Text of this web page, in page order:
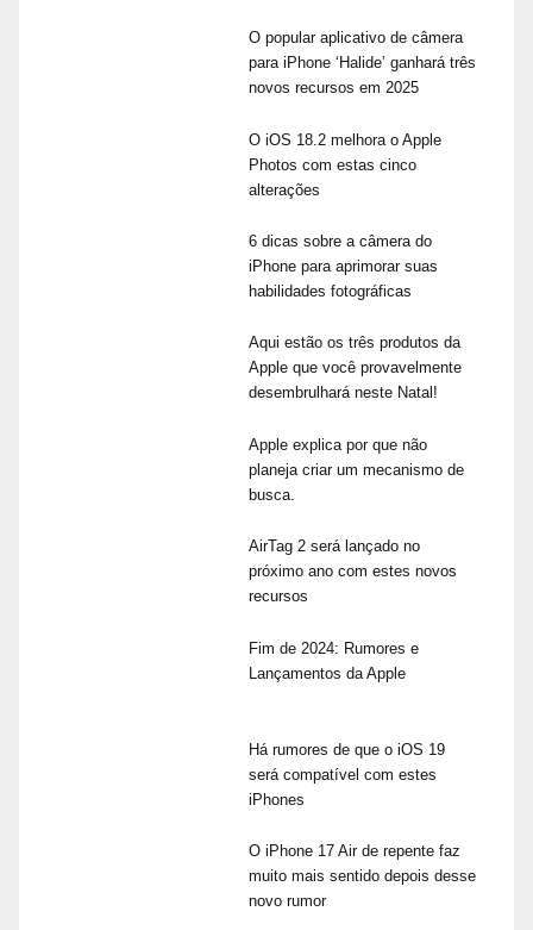
O popular aplicativo de câmera
para iPhone ‘Halide’ ganhará três
novos recursos em 2025
O iOS 18.2 melhora o Apple
Photos com estas cinco
alterações
6 dicas sobre a câmera do
iPhone para aprimorar suas
habilidades fotográficas
Aqui estão os três produtos da
Apple que você provavelmente
desembrulhará neste Natal!
Apple explica por que não
planeja criar um mecanismo de
busca.
AirTag 2 será lançado no
próximo ano com estes novos
recursos
Fim de 2024: Rumores e
Lançamentos da Apple
Há rumores de que o iOS 19
será compatível com estes
iPhones
O iPhone 17 Air de repente faz
muito mais sentido depois desse
novo rumor